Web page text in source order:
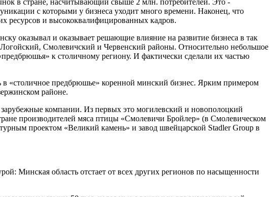
с которыми у бизнеса уходит много времени. Наконец, что
ресурсов и высококвалифицированных кадров.
оказывал и оказывает решающие влияние на развитие бизнеса в так
Смолевичский и Червенский районы. Относительно небольшое
к столичному региону. И фактически сделали их частью
«столичное предбрюшье» коренной минский бизнес. Ярким примером
районе.
компании. Из первых это могилевский и новополоцкий
производителей мяса птицы «Смолевичи Бройлер» (в Смолевическом
проектом «Великий камень» и завод швейцарской Stadler Group в
Минская область отстает от всех других регионов по насыщенности